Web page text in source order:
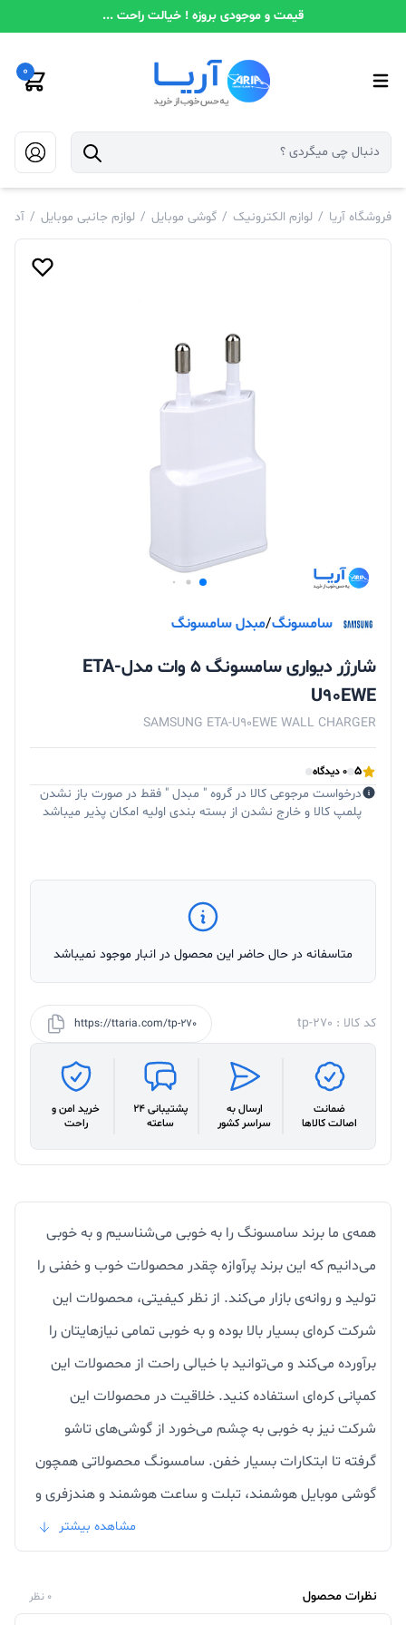
قیمت و موجودی بروزه ! خیالت راحت ...
0
فروشگاه آریا / لوازم الکترونیک / گوشی موبایل / لوازم جانبی موبایل /
سامسونگ/مبدل سامسونگ
شارژر دیواری سامسونگ 5 وات مدلETA-
U90EWE
SAMSUNG ETA-U90EWE WALL CHARGER
5 0 دیدگاه
درخواست مرجوعی کالا در گروه " مبدل " فقط در صورت باز نشدن
پلمپ کالا و خارج نشدن از بسته بندی اولیه امکان پذیر میباشد
متاسفانه در حال حاضر این محصول در انبار موجود نمیباشد
کد کالا : tp-270 https://ttaria.com/tp-270
ضمانت
اصالت کالاها
ارسال به
سراسر کشور
پشتیبانی 24
ساعته
خرید امن و
راحت
همه‌ی ما برند سامسونگ را به خوبی می‌شناسیم و به خوبی
می‌دانیم که این برند پرآوازه چقدر محصولات خوب و خفنی را
تولید و روانه‌ی بازار می‌کند. از نظر کیفیتی، محصولات این
شرکت کره‌ای بسیار بالا بوده و به خوبی تمامی نیازهایتان را
برآورده می‌کند و می‌توانید با خیالی راحت از محصولات این
کمپانی کره‌ای استفاده کنید. خلاقیت در محصولات این
شرکت نیز به خوبی به چشم می‌خورد از گوشی‌های تاشو
گرفته تا ابتکارات بسیار خفن. سامسونگ محصولاتی همچون
گوشی موبایل هوشمند، تبلت و ساعت هوشمند و هندزفری و
... را روانه‌ی بازار کند. شارژر هم یکی دیگر از محصولاتی که
وظیفه شارژ کردن دستگاه‌ها را دارند.
مشاهده بیشتر
نظرات محصول 0 نظر